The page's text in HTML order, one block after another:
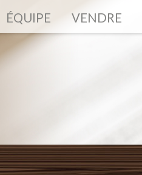
ÉQUIPE VENDRE